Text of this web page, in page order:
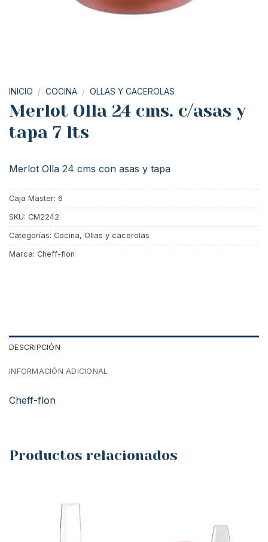
INICIO / COCINA / OLLAS Y CACEROLAS
Merlot Olla 24 cms. c/asas y
tapa 7 lts
Merlot Olla 24 cms con asas y tapa
Caja Master: 6
SKU: CM2242
Categorías: Cocina, Ollas y cacerolas
Marca: Cheff-flon
DESCRIPCIÓN
INFORMACIÓN ADICIONAL
Cheff-flon
Productos relacionados